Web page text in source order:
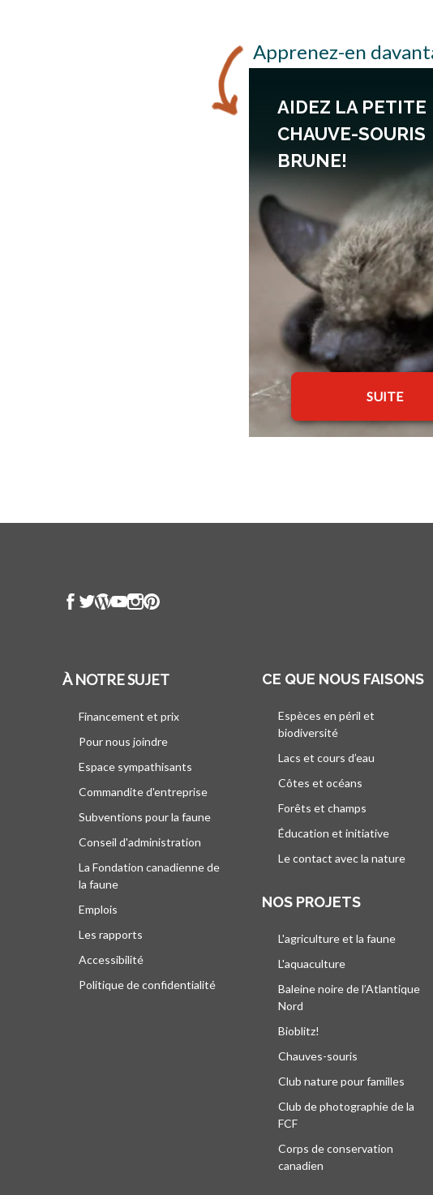
Apprenez-en
AIDEZ LA PETITE
CHAUVE-SOURIS
BRUNE!
SUITE
À NOTRE SUJET
Financement et prix
Pour nous joindre
Espace sympathisants
Commandite d'entreprise
Subventions pour la faune
Conseil d'administration
La Fondation canadienne de
la faune
Emplois
Les rapports
Accessibilité
Politique de confidentialité
CE QUE NOUS FAISONS
Espèces en péril et
biodiversité
Lacs et cours d’eau
Côtes et océans
Forêts et champs
Éducation et initiative
Le contact avec la nature
NOS PROJETS
L'agriculture et la faune
L'aquaculture
Baleine noire de l’Atlantique
Nord
Bioblitz!
Chauves-souris
Club nature pour familles
Club de photographie de la
FCF
Corps de conservation
canadien